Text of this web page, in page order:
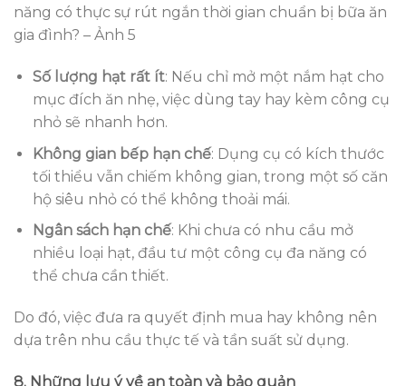
năng có thực sự rút ngắn thời gian chuẩn bị bữa ăn
gia đình? – Ảnh 5
Số lượng hạt rất ít: Nếu chỉ mở một nắm hạt cho
mục đích ăn nhẹ, việc dùng tay hay kèm công cụ
nhỏ sẽ nhanh hơn.
Không gian bếp hạn chế: Dụng cụ có kích thước
tối thiểu vẫn chiếm không gian, trong một số căn
hộ siêu nhỏ có thể không thoải mái.
Ngân sách hạn chế: Khi chưa có nhu cầu mở
nhiều loại hạt, đầu tư một công cụ đa năng có
thể chưa cần thiết.
Do đó, việc đưa ra quyết định mua hay không nên
dựa trên nhu cầu thực tế và tần suất sử dụng.
8. Những lưu ý về an toàn và bảo quản